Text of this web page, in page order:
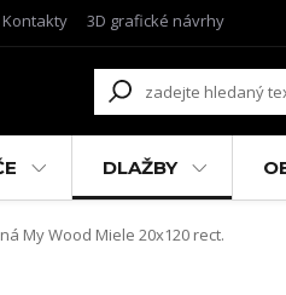
Kontakty 3D grafické návrhy
DLAŽBY
My Wood Miele 20x120 rect.